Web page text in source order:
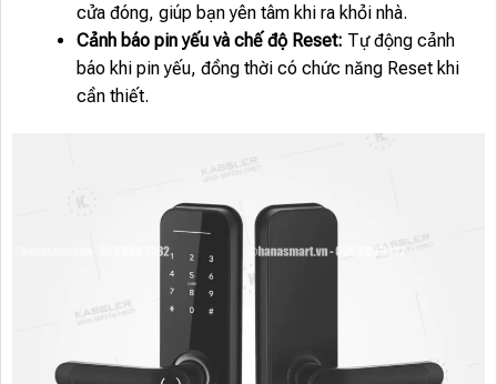
cửa đóng, giúp bạn yên tâm khi ra khỏi nhà.
Cảnh báo pin yếu và chế độ Reset: Tự động cảnh
báo khi pin yếu, đồng thời có chức năng Reset khi
cần thiết.